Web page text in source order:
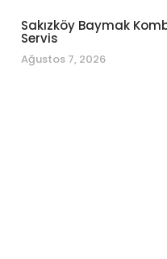
Sakızköy Baymak
Servis
Ağustos 7, 2026